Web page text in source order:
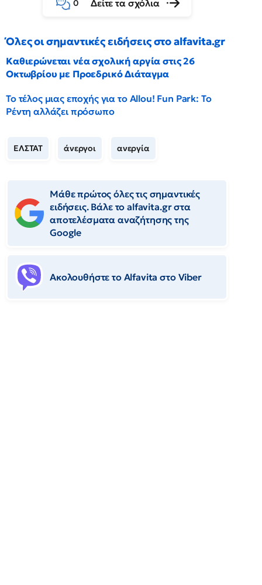
0 Δείτε τα σχόλια
Όλες οι σημαντικές ειδήσεις στο alfavita.gr
Καθιερώνεται νέα σχολική αργία στις 26
Οκτωβρίου με Προεδρικό Διάταγμα
Το τέλος μιας εποχής για το Allou! Fun Park: Το
Ρέντη αλλάζει πρόσωπο
ΕΛΣΤΑΤ άνεργοι ανεργία
Μάθε πρώτος όλες τις σημαντικές
ειδήσεις. Βάλε το alfavita.gr στα
αποτελέσματα αναζήτησης της
Google
Ακολουθήστε το Αlfavita στο Viber